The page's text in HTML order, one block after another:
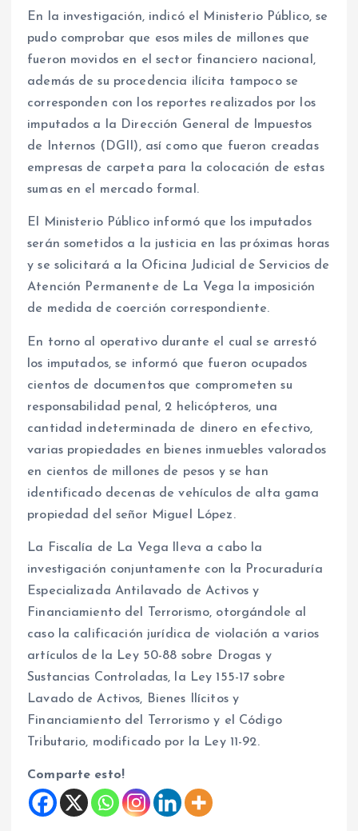
En la investigación, indicó el Ministerio Público, se
pudo comprobar que esos miles de millones que
fueron movidos en el sector financiero nacional,
además de su procedencia ilícita tampoco se
corresponden con los reportes realizados por los
imputados a la Dirección General de Impuestos
de Internos (DGII), así como que fueron creadas
empresas de carpeta para la colocación de estas
sumas en el mercado formal.
El Ministerio Público informó que los imputados
serán sometidos a la justicia en las próximas horas
y se solicitará a la Oficina Judicial de Servicios de
Atención Permanente de La Vega la imposición
de medida de coerción correspondiente.
En torno al operativo durante el cual se arrestó
los imputados, se informó que fueron ocupados
cientos de documentos que comprometen su
responsabilidad penal, 2 helicópteros, una
cantidad indeterminada de dinero en efectivo,
varias propiedades en bienes inmuebles valorados
en cientos de millones de pesos y se han
identificado decenas de vehículos de alta gama
propiedad del señor Miguel López.
La Fiscalía de La Vega lleva a cabo la
investigación conjuntamente con la Procuraduría
Especializada Antilavado de Activos y
Financiamiento del Terrorismo, otorgándole al
caso la calificación jurídica de violación a varios
artículos de la Ley 50-88 sobre Drogas y
Sustancias Controladas, la Ley 155-17 sobre
Lavado de Activos, Bienes Ilícitos y
Financiamiento del Terrorismo y el Código
Tributario, modificado por la Ley 11-92.
Comparte esto!